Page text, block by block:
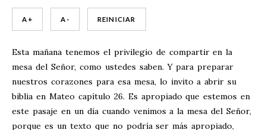
A + A - REINICIAR
Esta mañana tenemos el privilegio de compartir en la
mesa del Señor, como ustedes saben. Y para preparar
nuestros corazones para esa mesa, lo invito a abrir su
biblia en Mateo capítulo 26. Es apropiado que estemos en
este pasaje en un día cuando venimos a la mesa del Señor,
porque es un texto que no podría ser más apropiado,